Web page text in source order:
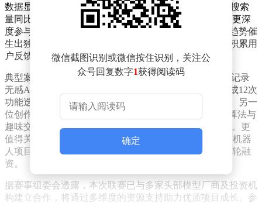
数据显示，2026年平台内AI泛智能体、AI创业等关键词搜索
量同比激增超500%，用户不仅持续追踪技术前沿动态，更深
度参与模型测评、应用场景探讨等环节。这种技术普惠趋势催
生出独特的社区共创生态——创作者通过公开研发过程积累用
户反馈，实现产品快速迭代与商业化落地。
典型案例中，科技类UP主"极趣实验室"以视频日志形式记录
无感AI硬件"AI便利贴"开发过程，通过收集用户建议完成12次
功能迭代，最终实现产品上架首日2000余件售罄的佳绩。另一
位创作者"Q肉儿串儿"开发的SBTI人格测试网站凭借AI算法与
趣味交互设计引爆全网，相关视频播放量突破546.8万次。更
值得关注的是实体机器人领域，"梁不歪KK"研发的龙虾机器
人项目在B站用户"云监工"下持续优化，最终成功获得A轮融
资。
据赛事组委会透露，本次联赛已与多家头部模型厂商及投资机
构建立合作，将通过多维度的资源支持助力优质项目成长。参
微信截图识别或微信按住识别，关注公
众号回复数字1获得阅读码
确定